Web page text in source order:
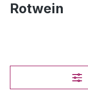
Rotwein